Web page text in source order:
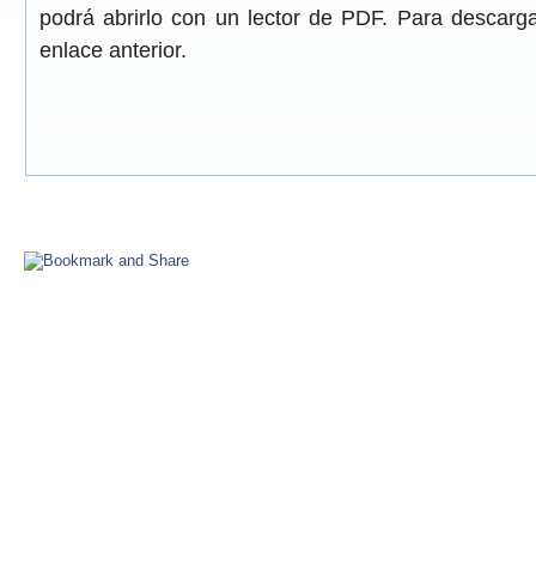
podrá abrirlo con un lector de PDF. Para
enlace anterior.